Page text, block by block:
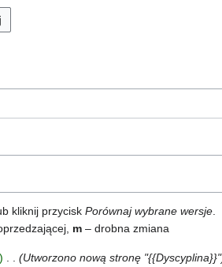
kliknij przycisk Porównaj wybrane wersje
m – drobna zmiana
Utworzono nową stronę "{{Dyscyplina}}"